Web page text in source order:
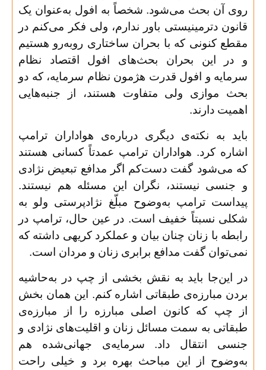
روی آن بحث می‌شود. شخصاً به افول به‌عنوان یک
قانون دترمینیستی باور ندارم، ولی فکر می‌کنم در
مقطع کنونی که با بحران ساختاری روبه‌رو هستیم
و در این بحران بحث‌های افول اقتصاد نظام
سرمایه و افول قدرت هژمون نظام سرمایه، که دو
بحث موازی ولی متفاوت هستند، از جنبه‌هایی
اهمیت دارند.
باید به نکته‌ی دیگری درباره‌ی هواداران ترامپ
اشاره کرد. هواداران ترامپ عمدتاً کسانی هستند
که می‌شود گفت دست‌کم اگر مدافع تبعیض نژادی
و جنسی نیستند، نگران این مسئله هم نیستند.
پیداست ترامپ به‌وضوح مبلّغ نژادپرستی ولو به
شکلی نسبتاً خفیف است. در عین حال، ترامپ در
رابطه با زنان چنان بیان و عملکرد کریهی داشته که
نمی‌توان گفت مدافع برابری زنان و مردان است.
در این‌جا باید به نقش بخشی از چپ در به‌حاشیه
بردن مبارزه‌ی طبقاتی اشاره کنم. این همان بخش
از چپ که کانون اصلی مبارزه را از مبارزه‌ی
طبقاتی به سمت مسائل زنان و اقلیت‌های نژادی و
جنسی انتقال داد. سرمایه‌ی جهانی‌شده هم
به‌وضوح از این مباحث بهره برد و خیلی راحت